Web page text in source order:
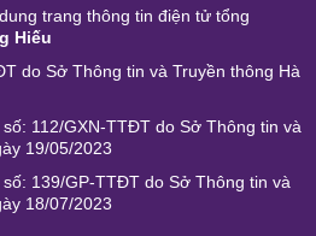
trang thông tin điện tử tổng
Hiếu
do Sở Thông tin và Truyền thông Hà
112/GXN-TTĐT do Sở Thông tin và
19/05/2023
139/GP-TTĐT do Sở Thông tin và
18/07/2023